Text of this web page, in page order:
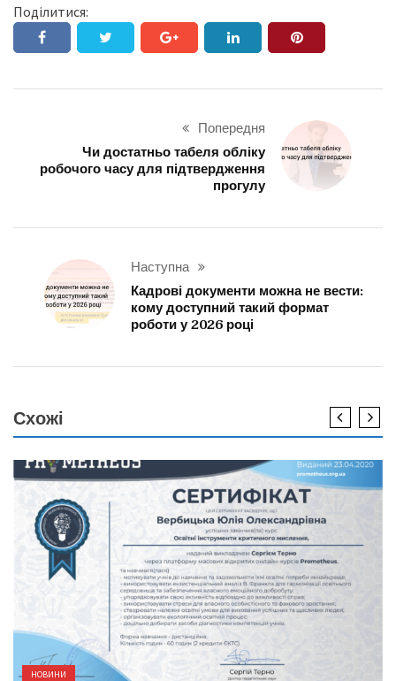
Поділитися:
Попередня
Чи достатньо табеля обліку
робочого часу для підтвердження
прогулу
Наступна
Кадрові документи можна не вести:
кому доступний такий формат
роботи у 2026 році
Схожі
НОВИНИ